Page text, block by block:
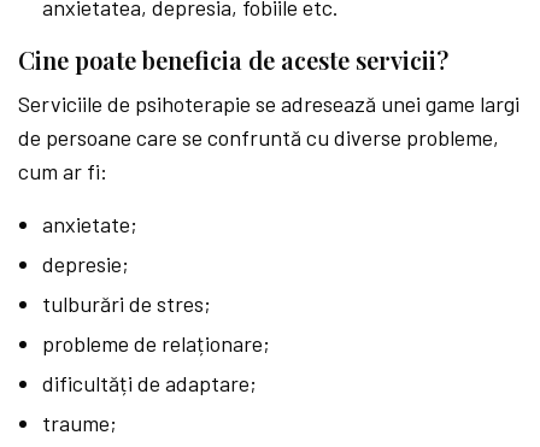
anxietatea, depresia, fobiile etc.
Cine poate beneficia de aceste servicii?
Serviciile de psihoterapie se adresează unei game largi
de persoane care se confruntă cu diverse probleme,
cum ar fi:
anxietate;
depresie;
tulburări de stres;
probleme de relaționare;
dificultăți de adaptare;
traume;